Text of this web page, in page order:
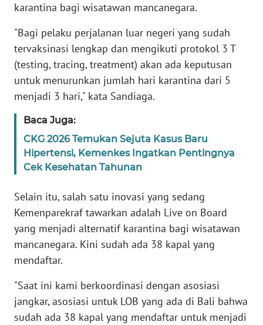
karantina bagi wisatawan mancanegara.
"Bagi pelaku perjalanan luar negeri yang sudah
tervaksinasi lengkap dan mengikuti protokol 3 T
(testing, tracing, treatment) akan ada keputusan
untuk menurunkan jumlah hari karantina dari 5
menjadi 3 hari," kata Sandiaga.
Baca Juga:
CKG 2026 Temukan Sejuta Kasus Baru
Hipertensi, Kemenkes Ingatkan Pentingnya
Cek Kesehatan Tahunan
Selain itu, salah satu inovasi yang sedang
Kemenparekraf tawarkan adalah Live on Board
yang menjadi alternatif karantina bagi wisatawan
mancanegara. Kini sudah ada 38 kapal yang
mendaftar.
"Saat ini kami berkoordinasi dengan asosiasi
jangkar, asosiasi untuk LOB yang ada di Bali bahwa
sudah ada 38 kapal yang mendaftar untuk menjadi
PAPUA
BARAT
WN
RIAU
WN
WN
JAMBI
SULTRA
WN
NTB
WN
SULTENG